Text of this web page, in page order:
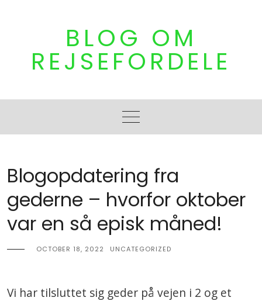
BLOG OM
REJSEFORDELE
Blogopdatering fra
gederne – hvorfor oktober
var en så episk måned!
OCTOBER 18, 2022 UNCATEGORIZED
Vi har tilsluttet sig geder på vejen i 2 og et